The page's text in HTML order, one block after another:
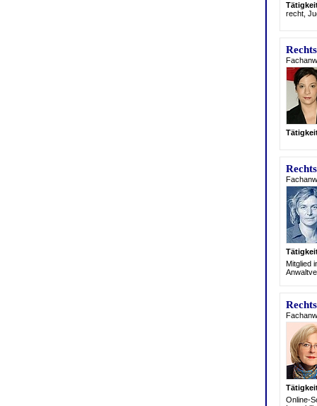
recht,
Mitglied
Online-